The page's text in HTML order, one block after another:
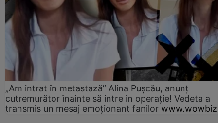
„Am intrat în metastază” Alina Pușcău, anunț
cutremurător înainte să intre în operație! Vedeta a
transmis un mesaj emoționant fanilor